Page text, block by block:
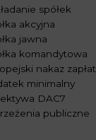
spółek
akcyjna
jawna
komandytowa
nakaz
minimalny
DAC7
publiczne